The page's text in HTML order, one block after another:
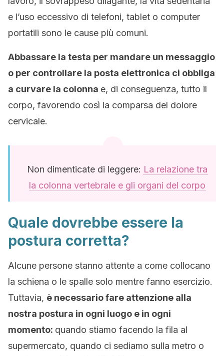
e l’uso eccessivo di telefoni, tablet o computer
portatili sono le cause più comuni.
Abbassare la testa per mandare un messaggio
o per controllare la posta elettronica ci obbliga
a curvare la colonna e, di conseguenza, tutto il
corpo, favorendo così la comparsa del dolore
cervicale.
Non dimenticate di leggere: La relazione tra
la colonna vertebrale e gli organi del corpo
Quale dovrebbe essere la
postura corretta?
Alcune persone stanno attente a come collocano
la schiena o le spalle solo mentre fanno esercizio.
Tuttavia, è necessario fare attenzione alla
nostra postura in ogni luogo e in ogni
momento: quando stiamo facendo la fila al
supermercato, quando ci sediamo sulla metro o